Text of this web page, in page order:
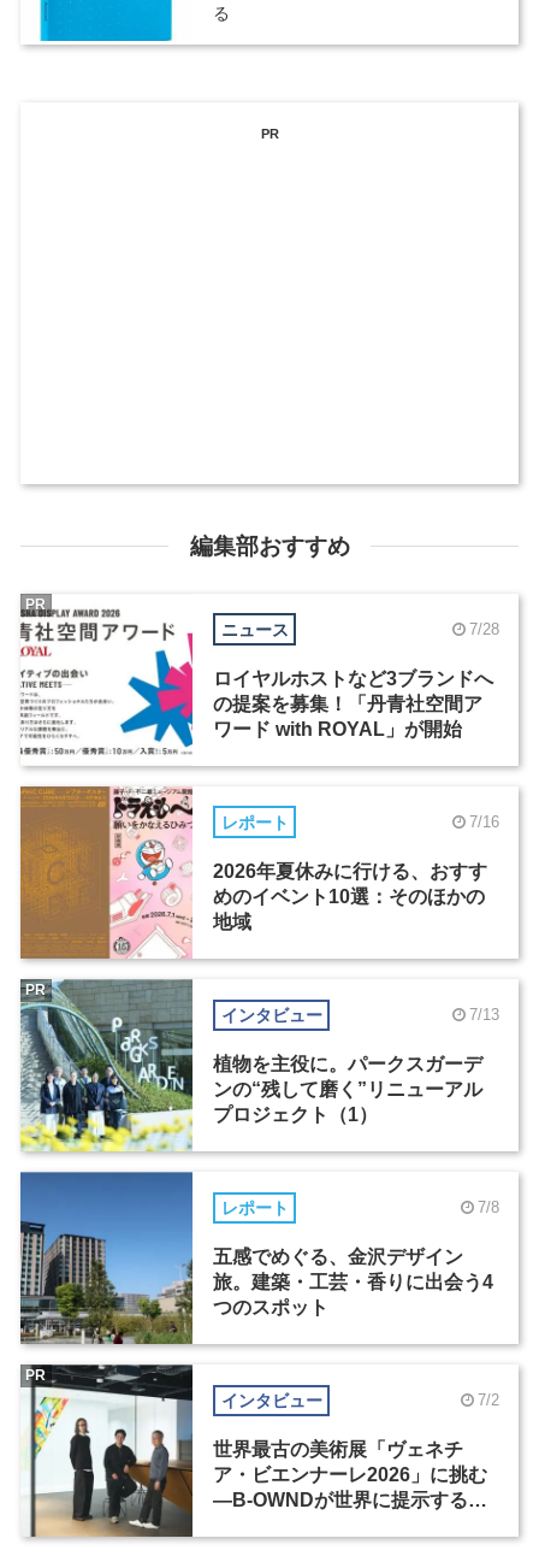
る
PR
編集部おすすめ
ニュース 7/28
ロイヤルホストなど3ブランドへ
の提案を募集！「丹青社空間ア
ワード with ROYAL」が開始
PR
レポート 7/16
2026年夏休みに行ける、おすす
めのイベント10選：そのほかの
地域
インタビュー 7/13
植物を主役に。パークスガーデ
ンの“残して磨く”リニューアル
プロジェクト（1）
PR
レポート 7/8
五感でめぐる、金沢デザイン
旅。建築・工芸・香りに出会う4
つのスポット
インタビュー 7/2
世界最古の美術展「ヴェネチ
ア・ビエンナーレ2026」に挑む
―B-OWNDが世界に提示する美
PR